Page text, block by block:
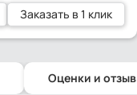
Заказать в 1 клик
Оценки и